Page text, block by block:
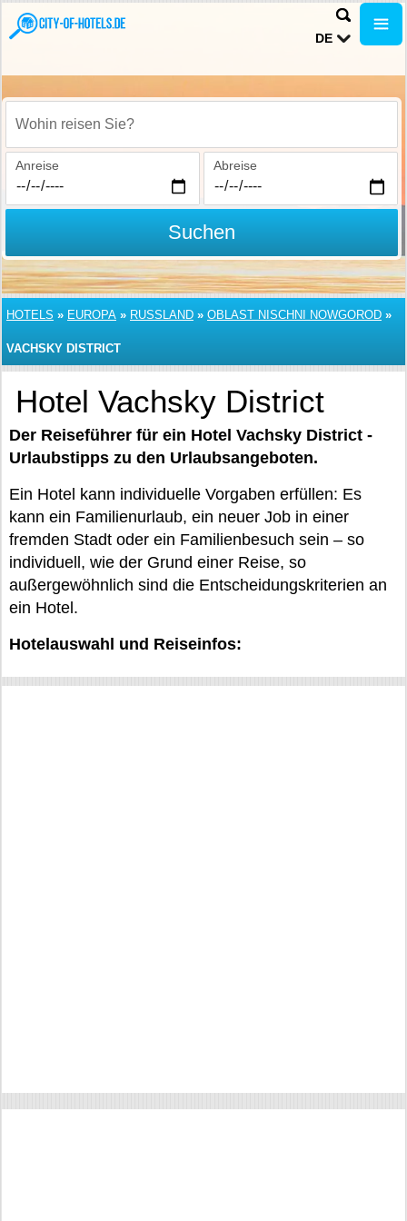
DE
Wohin reisen Sie?
Anreise Abreise
Suchen
HOTELS » EUROPA » RUSSLAND » OBLAST NISCHNI NOWGOROD »
VACHSKY DISTRICT
Hotel Vachsky District
Der Reiseführer für ein Hotel Vachsky District -
Urlaubstipps zu den Urlaubsangeboten.
Ein Hotel kann individuelle Vorgaben erfüllen: Es
kann ein Familienurlaub, ein neuer Job in einer
fremden Stadt oder ein Familienbesuch sein – so
individuell, wie der Grund einer Reise, so
außergewöhnlich sind die Entscheidungskriterien an
ein Hotel.
Hotelauswahl und Reiseinfos: